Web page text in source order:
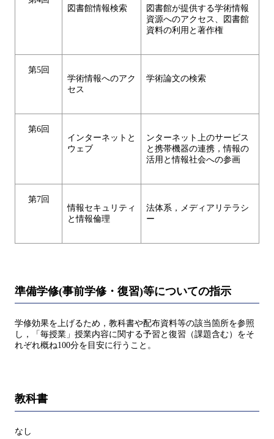
図書館情報検索
図書館が提供する学術情報
資源へのアクセス、図書館
資料の利用と著作権
第5回
学術情報へのアク
セス
学術論文の検索
第6回
インターネットと
ウェブ
ンターネット上のサービス
と携帯機器の連携，情報の
活用と情報社会への参画
第7回
情報セキュリティ
と情報倫理
法体系，メディアリテラシ
ー
準備学修(事前学修・復習)等についての指示
学修効果を上げるため，教科書や配布資料等の該当箇所を参照
し，「毎授業」授業内容に関する予習と復習（課題含む）をそ
れぞれ概ね100分を目安に行うこと。
教科書
なし